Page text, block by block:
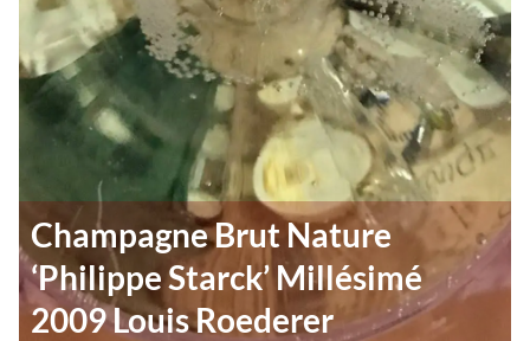
Champagne Brut Nature
‘Philippe Starck’ Millésimé
2009 Louis Roederer